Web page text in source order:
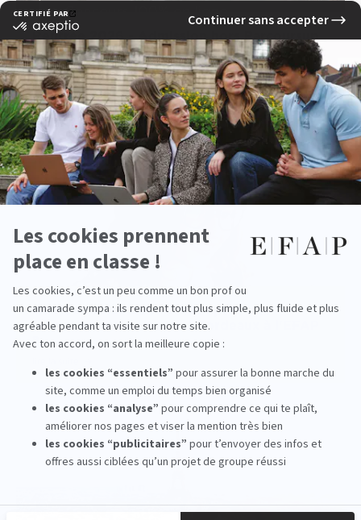
Rentrée 2026 - Admission hors Parcoursup
à l'EFAP !
lire la suite
Quels sont les débouchés après une
formation événementiel Bordeaux à l'EFAP
?